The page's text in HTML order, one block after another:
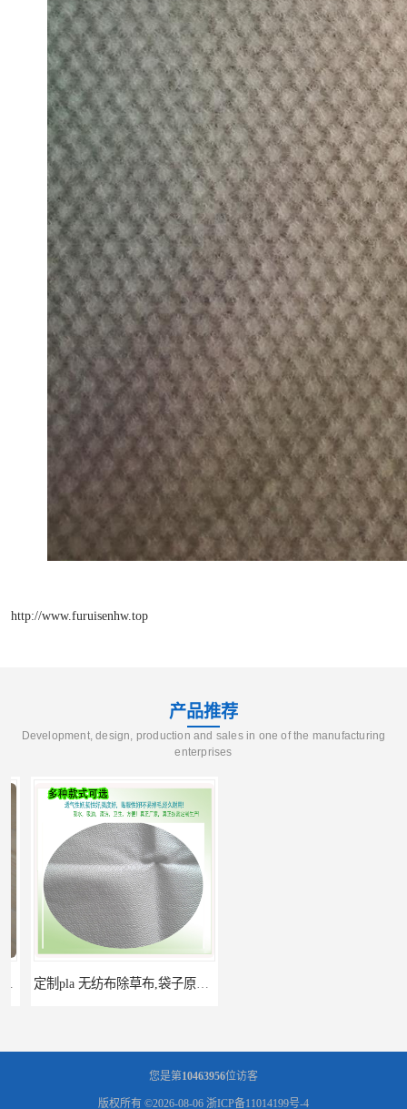
http://www.furuisenhw.top
产品推荐
Development, design, production and sales in one of the manufacturing
enterprises
定制pla 无纺布除草布,袋子原料,可降解pla无纺布,pla无纺布卷材
您是第10463956位访客
版权所有 ©2026-08-06 浙ICP备11014199号-4